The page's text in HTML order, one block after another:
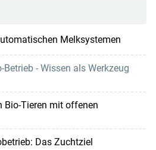
Melksystemen
- Wissen als Werkzeug
Bio-Tieren mit offenen
Das Zuchtziel